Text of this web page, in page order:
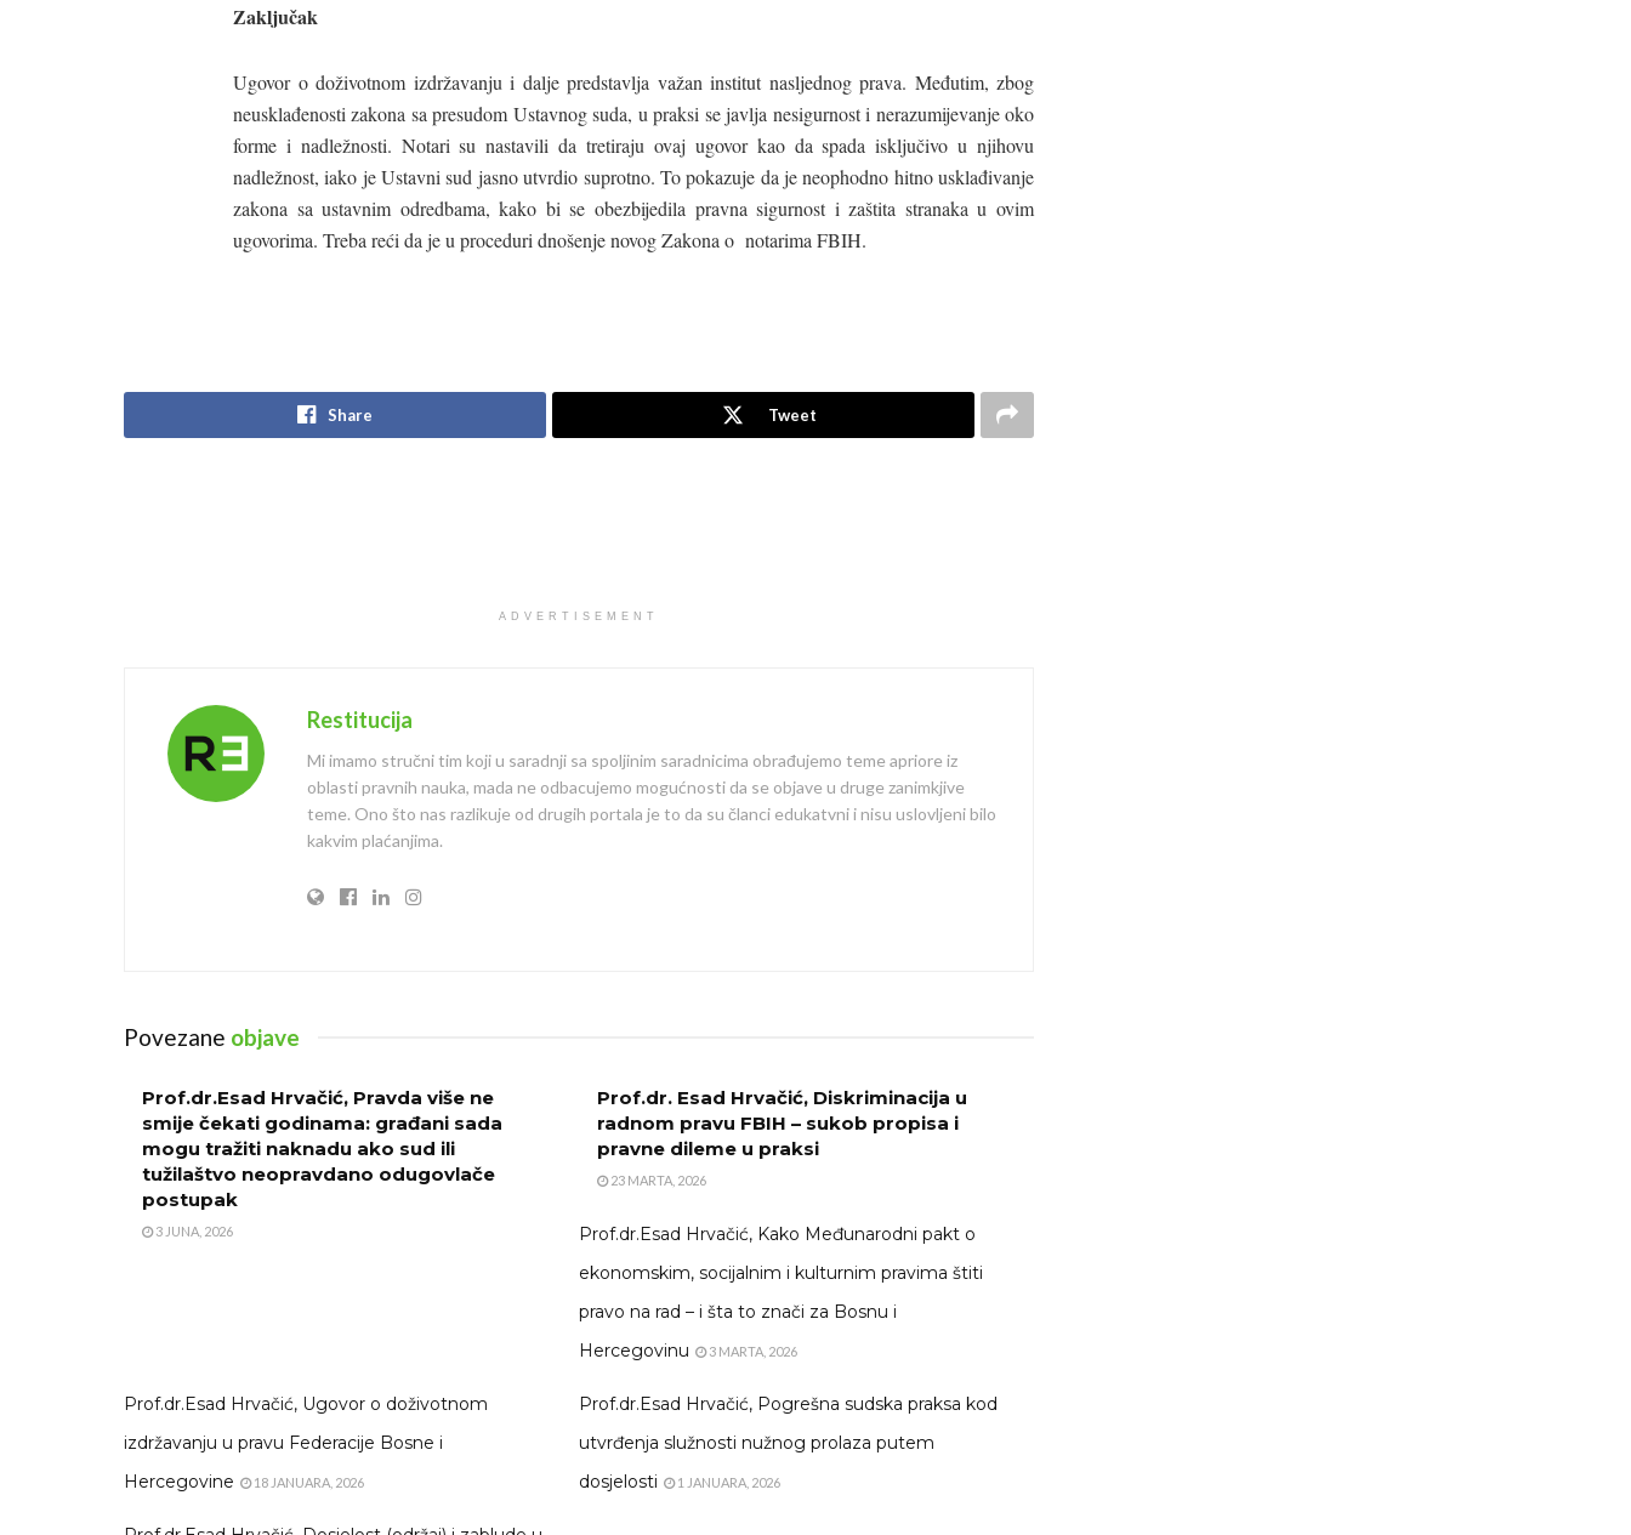
Zaključak
Ugovor o doživotnom izdržavanju i dalje predstavlja važan institut nasljednog prava. Međutim, zbog
neusklađenosti zakona sa presudom Ustavnog suda, u praksi se javlja nesigurnost i nerazumijevanje oko
forme i nadležnosti. Notari su nastavili da tretiraju ovaj ugovor kao da spada isključivo u njihovu
nadležnost, iako je Ustavni sud jasno utvrdio suprotno. To pokazuje da je neophodno hitno usklađivanje
zakona sa ustavnim odredbama, kako bi se obezbijedila pravna sigurnost i zaštita stranaka u ovim
ugovorima. Treba reći da je u proceduri dnošenje novog Zakona o notarima FBIH.
Share Tweet
ADVERTISEMENT
Restitucija
Mi imamo stručni tim koji u saradnji sa spoljinim saradnicima obrađujemo teme apriore iz
oblasti pravnih nauka, mada ne odbacujemo mogućnosti da se objave u druge zanimkjive
teme. Ono što nas razlikuje od drugih portala je to da su članci edukatvni i nisu uslovljeni bilo
kakvim plaćanjima.
Povezane objave
Prof.dr.Esad Hrvačić, Pravda više ne
smije čekati godinama: građani sada
mogu tražiti naknadu ako sud ili
tužilaštvo neopravdano odugovlače
postupak
3 JUNA, 2026
Prof.dr. Esad Hrvačić, Diskriminacija u
radnom pravu FBIH – sukob propisa i
pravne dileme u praksi
23 MARTA, 2026
Prof.dr.Esad Hrvačić, Kako Međunarodni pakt o
ekonomskim, socijalnim i kulturnim pravima štiti
pravo na rad – i šta to znači za Bosnu i
Hercegovinu
3 MARTA, 2026
Prof.dr.Esad Hrvačić, Ugovor o doživotnom
izdržavanju u pravu Federacije Bosne i
Hercegovine
18 JANUARA, 2026
Prof.dr.Esad Hrvačić, Pogrešna sudska praksa kod
utvrđenja služnosti nužnog prolaza putem
dosjelosti
1 JANUARA, 2026